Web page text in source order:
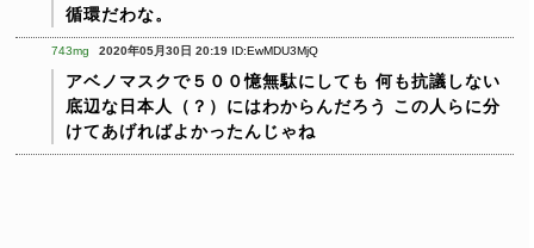
循環だわな。
743mg 2020年05月30日 20:19 ID:EwMDU3MjQ
アベノマスクで５００憶無駄にしても 何も抗議しない
底辺な日本人（？）にはわからんだろう
この人らに分
けてあげればよかったんじゃね